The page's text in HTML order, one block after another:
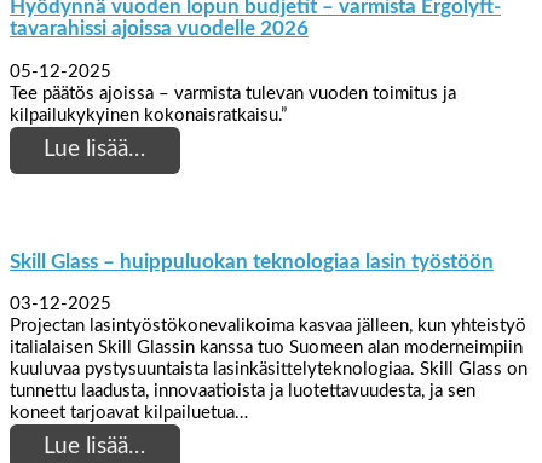
Hyödynnä vuoden lopun budjetit – varmista Ergolyft-
tavarahissi ajoissa vuodelle 2026
05-12-2025
Tee päätös ajoissa – varmista tulevan vuoden toimitus ja
kilpailukykyinen kokonaisratkaisu.”
Lue lisää…
Skill Glass – huippuluokan teknologiaa lasin työstöön
03-12-2025
Projectan lasintyöstökonevalikoima kasvaa jälleen, kun yhteistyö
italialaisen Skill Glassin kanssa tuo Suomeen alan moderneimpiin
kuuluvaa pystysuuntaista lasinkäsittelyteknologiaa. Skill Glass on
tunnettu laadusta, innovaatioista ja luotettavuudesta, ja sen
koneet tarjoavat kilpailuetua…
Lue lisää…